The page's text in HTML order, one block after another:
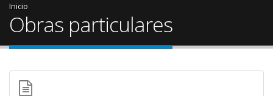
Inicio
Obras particulares